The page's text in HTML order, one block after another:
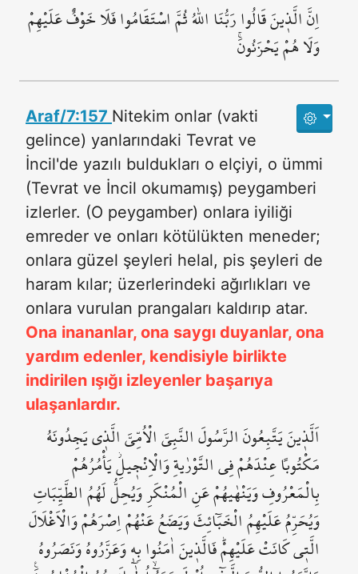
اِنَّ الَّذ۪ينَ قَالُوا رَبُّنَا اللّٰهُ ثُمَّ اسْتَقَامُوا فَلَا خَوْفٌ عَلَيْهِمْ
وَلَا هُمْ يَحْزَنُونَۚ
Araf/7:157 Nitekim onlar (vakti
gelince) yanlarındaki Tevrat ve
İncil'de yazılı buldukları o elçiyi, o ümmi
(Tevrat ve İncil okumamış) peygamberi
izlerler. (O peygamber) onlara iyiliği
emreder ve onları kötülükten meneder;
onlara güzel şeyleri helal, pis şeyleri de
haram kılar; üzerlerindeki ağırlıkları ve
onlara vurulan prangaları kaldırıp atar.
Ona inananlar, ona saygı duyanlar, ona
yardım edenler, kendisiyle birlikte
indirilen ışığı izleyenler başarıya
ulaşanlardır.
اَلَّذ۪ينَ يَتَّبِعُونَ الرَّسُولَ النَّبِيَّ الْاُمِّيَّ الَّذ۪ي يَجِدُونَهُ
مَكْتُوباً عِنْدَهُمْ فِي التَّوْرٰيةِ وَالْاِنْج۪يلِۘ يَأْمُرُهُمْ
بِالْمَعْرُوفِ وَيَنْهٰيهُمْ عَنِ الْمُنْكَرِ وَيُحِلُّ لَهُمُ الطَّيِّبَاتِ
وَيُحَرِّمُ عَلَيْهِمُ الْخَبَٓائِثَ وَيَضَعُ عَنْهُمْ اِصْرَهُمْ وَالْاَغْلَالَ
الَّت۪ي كَانَتْ عَلَيْهِمْۜ فَالَّذ۪ينَ اٰمَنُوا بِه۪ وَعَزَّرُوهُ وَنَصَرُوهُ